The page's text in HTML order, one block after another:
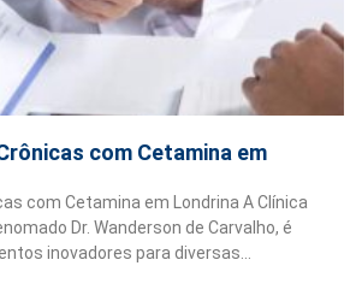
com Cetamina em
com Cetamina em Londrina A Clínica
Dr. Wanderson de Carvalho, é
inovadores para diversas…